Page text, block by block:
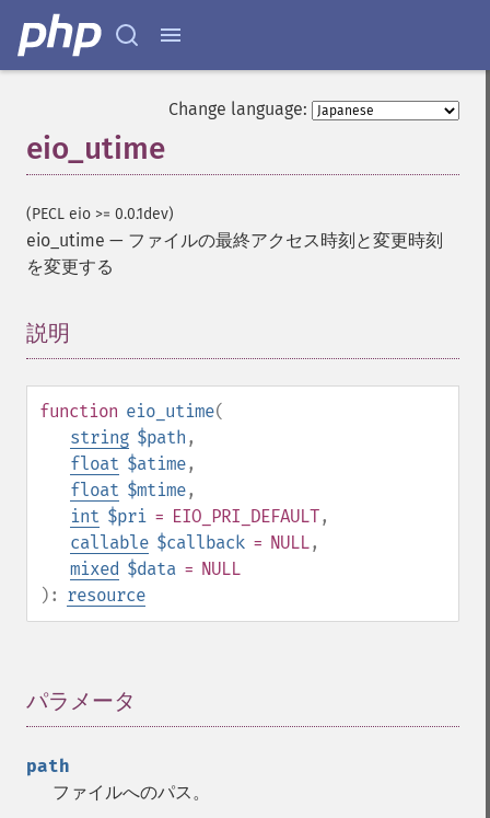
Change language:
eio_utime
(PECL eio >= 0.0.1dev)
eio_utime — ファイルの最終アクセス時刻と変更時刻
を変更する
説明
function eio_utime(
string $path ,
float $atime,
float $mtime,
int $pri = EIO_PRI_DEFAULT,
callable $callback = NULL,
mixed $data = NULL
): resource
パラメータ
path
ファイルへのパス。